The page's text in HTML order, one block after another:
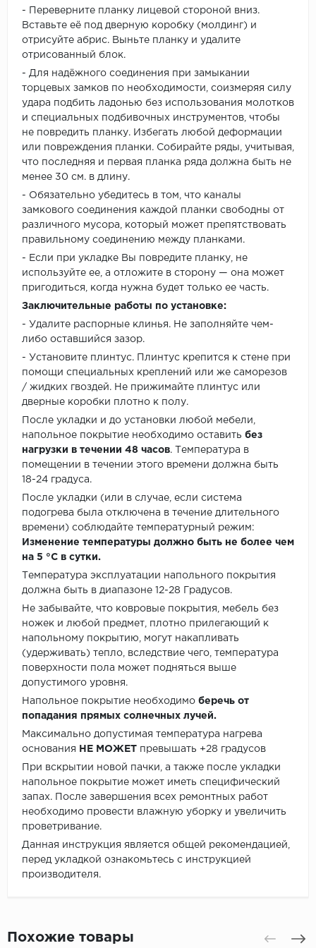
- Переверните планку лицевой стороной вниз.
Вставьте её под дверную коробку (молдинг) и
отрисуйте абрис. Выньте планку и удалите
отрисованный блок.
- Для надёжного соединения при замыкании
торцевых замков по необходимости, соизмеряя силу
удара подбить ладонью без использования молотков
и специальных подбивочных инструментов, чтобы
не повредить планку. Избегать любой деформации
или повреждения планки. Собирайте ряды, учитывая,
что последняя и первая планка ряда должна быть не
менее 30 см. в длину.
- Обязательно убедитесь в том, что каналы
замкового соединения каждой планки свободны от
различного мусора, который может препятствовать
правильному соединению между планками.
- Если при укладке Вы повредите планку, не
используйте ее, а отложите в сторону — она может
пригодиться, когда нужна будет только ее часть.
Заключительные работы по установке:
- Удалите распорные клинья. Не заполняйте чем-
либо оставшийся зазор.
- Установите плинтус. Плинтус крепится к стене при
помощи специальных креплений или же саморезов
/ жидких гвоздей. Не прижимайте плинтус или
дверные коробки плотно к полу.
После укладки и до установки любой мебели,
напольное покрытие необходимо оставить без
нагрузки в течении 48 часов. Температура в
помещении в течении этого времени должна быть
18-24 градуса.
После укладки (или в случае, если система
подогрева была отключена в течение длительного
времени) соблюдайте температурный режим:
Изменение температуры должно быть не более чем
на 5 °C в сутки.
Температура эксплуатации напольного покрытия
должна быть в диапазоне 12-28 Градусов.
Не забывайте, что ковровые покрытия, мебель без
ножек и любой предмет, плотно прилегающий к
напольному покрытию, могут накапливать
(удерживать) тепло, вследствие чего, температура
поверхности пола может подняться выше
допустимого уровня.
Напольное покрытие необходимо беречь от
попадания прямых солнечных лучей.
Максимально допустимая температура нагрева
основания
НЕ МОЖЕТ превышать +28 градусов
При вскрытии новой пачки, а также после укладки
напольное покрытие может иметь специфический
запах. После завершения всех ремонтных работ
необходимо провести влажную уборку и увеличить
проветривание.
Данная инструкция является общей рекомендацией,
перед укладкой ознакомьтесь с инструкцией
производителя.
Похожие товары